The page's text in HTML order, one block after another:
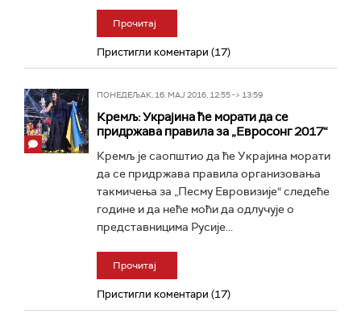
Прочитај
Пристигли коментари (17)
ПОНЕДЕЉАК, 16. МАЈ 2016, 12:55 -> 13:59
Кремљ: Украјина ће морати да се
придржава правила за „Евросонг 2017“
Кремљ је саопштио да ће Украјина морати
да се придржава правила организовања
такмичења за „Песму Евровизије“ следеће
године и да неће моћи да одлучује о
представницима Русије...
Прочитај
Пристигли коментари (17)